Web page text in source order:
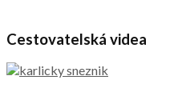
Cestovatelská videa